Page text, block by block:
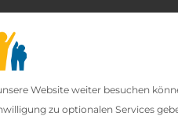
search
Datenschutz-
Website weiter besuchen
zu optionalen Services